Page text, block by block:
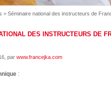
> Séminaire national des instructeurs de
DES INSTRUCTEURS DE
, par www.francejka.com
: